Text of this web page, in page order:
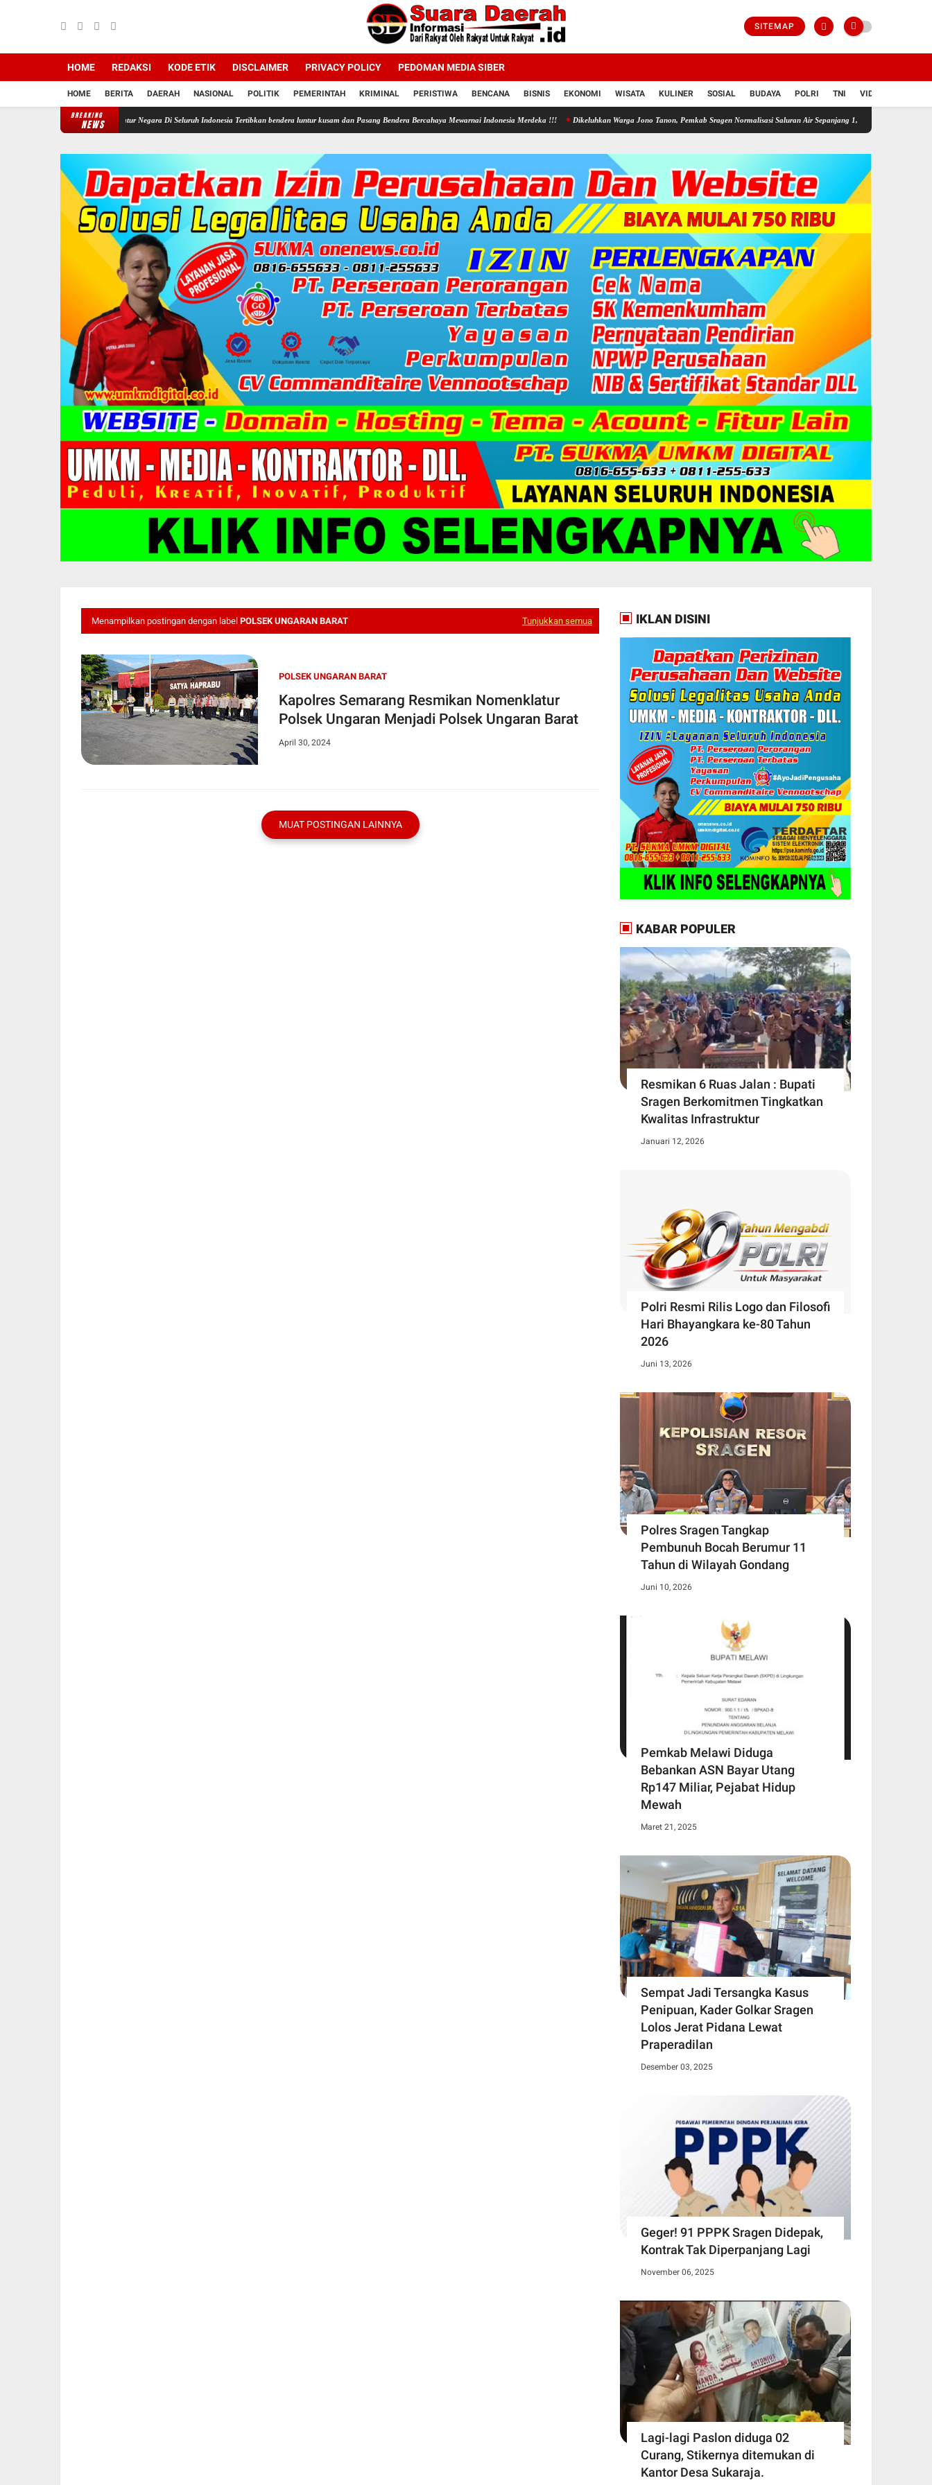
SITEMAP
HOME REDAKSI KODE ETIK DISCLAIMER PRIVACY POLICY PEDOMAN MEDIA SIBER
HOME BERITA DAERAH NASIONAL POLITIK PEMERINTAH KRIMINAL PERISTIWA BENCANA BISNIS EKONOMI WISATA KULINER SOSIAL BUDAYA POLRI TNI VIDIO
BREAKING
NEWS
Semua Aparatur Negara Di Seluruh Indonesia Tertibkan bendera luntur kusam dan Pasang Bendera Bercahaya Mewarnai Indonesia Merdeka !!! Dikeluhkan Warga Jono Tanon, Pemkab Sragen Normalisasi Saluran Air Sepanjang 1,9 Km. Kapolres Sragen
Menampilkan postingan dengan label POLSEK UNGARAN BARAT Tunjukkan semua
POLSEK UNGARAN BARAT
Kapolres Semarang Resmikan Nomenklatur
Polsek Ungaran Menjadi Polsek Ungaran Barat
April 30, 2024
MUAT POSTINGAN LAINNYA
IKLAN DISINI
KABAR POPULER
Resmikan 6 Ruas Jalan : Bupati
Sragen Berkomitmen Tingkatkan
Kwalitas Infrastruktur
Januari 12, 2026
Polri Resmi Rilis Logo dan Filosofi
Hari Bhayangkara ke-80 Tahun
2026
Juni 13, 2026
Polres Sragen Tangkap
Pembunuh Bocah Berumur 11
Tahun di Wilayah Gondang
Juni 10, 2026
Pemkab Melawi Diduga
Bebankan ASN Bayar Utang
Rp147 Miliar, Pejabat Hidup
Mewah
Maret 21, 2025
Sempat Jadi Tersangka Kasus
Penipuan, Kader Golkar Sragen
Lolos Jerat Pidana Lewat
Praperadilan
Desember 03, 2025
Geger! 91 PPPK Sragen Didepak,
Kontrak Tak Diperpanjang Lagi
November 06, 2025
Lagi-lagi Paslon diduga 02
Curang, Stikernya ditemukan di
Kantor Desa Sukaraja.